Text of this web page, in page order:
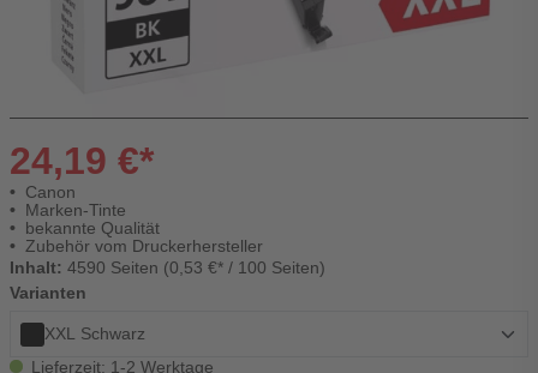
24,19 €*
Canon
Marken-Tinte
bekannte Qualität
Zubehör vom Druckerhersteller
Inhalt: 4590 Seiten (0,53 €* / 100 Seiten)
Varianten
XXL Schwarz
Lieferzeit: 1-2 Werktage